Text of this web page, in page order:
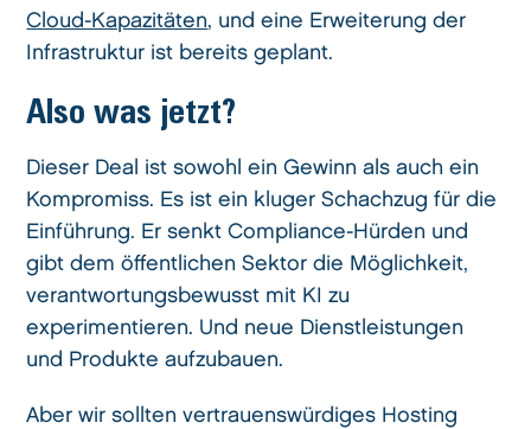
Cloud-Kapazitäten, und eine Erweiterung der
Infrastruktur ist bereits geplant.
Also was jetzt?
Dieser Deal ist sowohl ein Gewinn als auch ein
Kompromiss. Es ist ein kluger Schachzug für die
Einführung. Er senkt Compliance-Hürden und
gibt dem öffentlichen Sektor die Möglichkeit,
verantwortungsbewusst mit KI zu
experimentieren. Und neue Dienstleistungen
und Produkte aufzubauen.
Aber wir sollten vertrauenswürdiges Hosting